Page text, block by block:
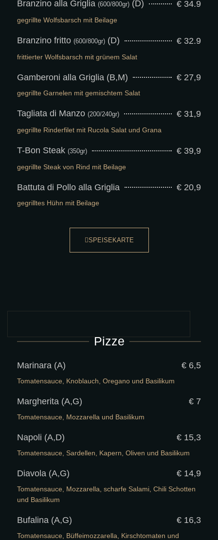
Branzino alla Griglia (600/800gr) (D) € 34.9
gegrillte Wolfsbarsch mit Beilage
Branzino fritto (600/800gr) (D) € 32.9
frittierter Wolfsbarsch mit grünem Salat
Gamberoni alla Griglia (B,M) € 27,9
gegrillte Garnelen mit gemischtem Salat
Tagliata di Manzo (200/240gr) € 31,9
gegrillte Rinderfilet mit Rucola Salat und Grana
T-Bon Steak (350gr) € 39,9
gegrillte Steak von Rind mit Beilage
Battuta di Pollo alla Griglia € 20,9
gegrilltes Hühn mit Beilage
SPEISEKARTE
Pizze
Marinara (A) € 6,5
Tomatensauce, Knoblauch, Oregano und Basilikum
Margherita (A,G) € 7
Tomatensauce, Mozzarella und Basilikum
Napoli (A,D) € 15,3
Tomatensauce, Sardellen, Kapern, Oliven und Basilikum
Diavola (A,G) € 14,9
Tomatensauce, Mozzarella, scharfe Salami, Chili Schotten
und Basilikum
Bufalina (A,G) € 16,3
Tomatensauce, Büffeimozzarella, Kirschtomaten und